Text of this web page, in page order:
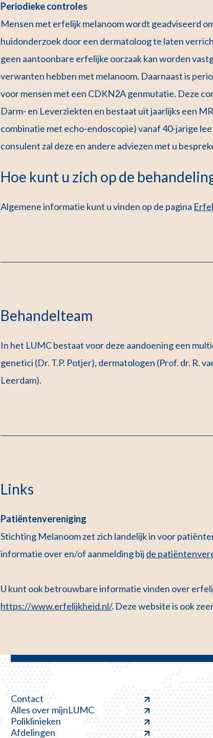
Periodieke controles
Mensen met erfelijk melanoom wordt geadviseerd
huidonderzoek door een dermatoloog te laten
geen aantoonbare erfelijke oorzaak kan worden
verwanten hebben met melanoom. Daarnaast is
voor mensen met een CDKN2A genmutatie. Deze
Darm- en Leverziekten en bestaat uit jaarlijks een
combinatie met echo-endoscopie) vanaf 40-jarige
consulent zal deze en andere adviezen met u
Hoe kunt u zich op de
Algemene informatie kunt u vinden op de pagina
Behandelteam
In het LUMC bestaat voor deze aandoening een
genetici (Dr. T.P. Potjer), dermatologen (Prof. dr. R.
Leerdam).
Links
Patiëntenvereniging
Stichting Melanoom zet zich landelijk in voor
informatie over en/of aanmelding bij de
U kunt ook betrouwbare informatie vinden over
https://www.erfelijkheid.nl/. Deze website is ook
Contact
Alles over mijnLUMC
Poliklinieken
Afdelingen